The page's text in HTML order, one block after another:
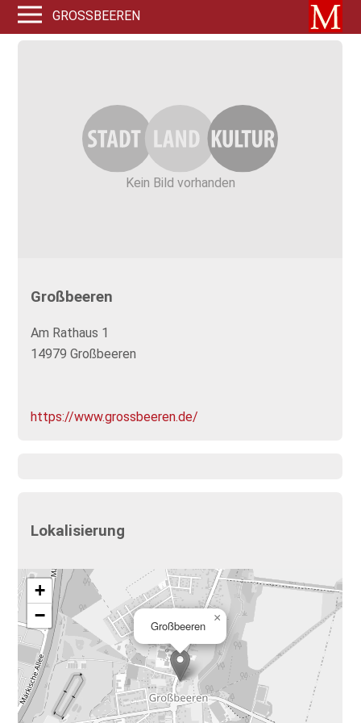
GROSSBEEREN
Kein Bild vorhanden
Großbeeren
Am Rathaus 1
14979 Großbeeren
https://www.grossbeeren.de/
Lokalisierung
Großbeeren
×
+
−